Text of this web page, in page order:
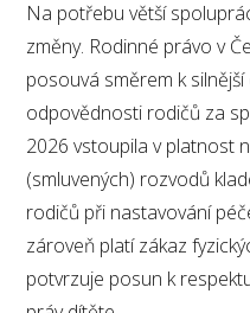
Na potřebu větší
změny. Rodinné právo v
posouvá směrem k
odpovědnosti rodičů za
2026 vstoupila v platnost
(smluvených) rozvodů
rodičů při nastavování
zároveň platí zákaz
potvrzuje posun k